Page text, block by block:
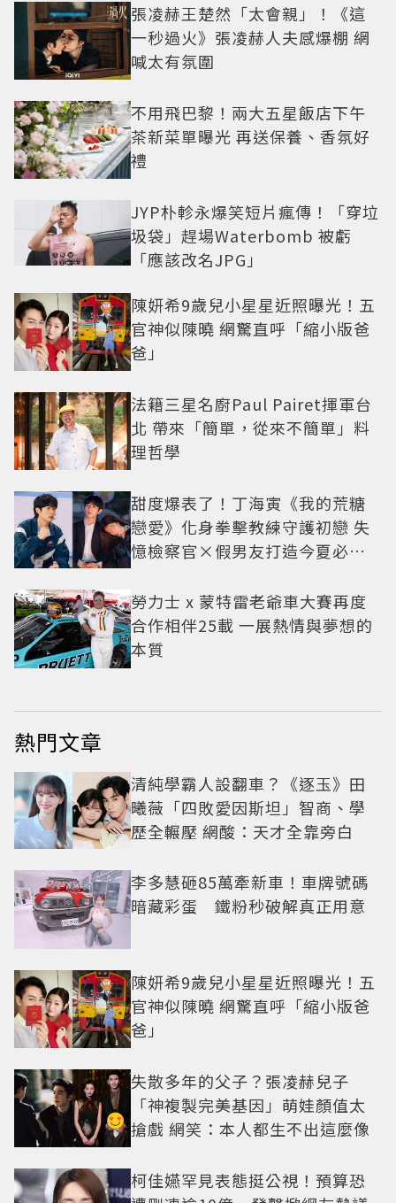
張凌赫王楚然「太會親」！《這
一秒過火》張凌赫人夫感爆棚 網
喊太有氛圍
不用飛巴黎！兩大五星飯店下午
茶新菜單曝光 再送保養、香氛好
禮
JYP朴軫永爆笑短片瘋傳！「穿垃
圾袋」趕場Waterbomb 被虧
「應該改名JPG」
陳妍希9歲兒小星星近照曝光！五
官神似陳曉 網驚直呼「縮小版爸
爸」
法籍三星名廚Paul Pairet揮軍台
北 帶來「簡單，從來不簡單」料
理哲學
甜度爆表了！丁海寅《我的荒糖
戀愛》化身拳擊教練守護初戀 失
憶檢察官×假男友打造今夏必看
勞力士 x 蒙特雷老爺車大賽再度
合作相伴25載 一展熱情與夢想的
本質
熱門文章
清純學霸人設翻車？《逐玉》田
曦薇「四敗愛因斯坦」智商、學
歷全輾壓 網酸：天才全靠旁白
李多慧砸85萬牽新車！車牌號碼
暗藏彩蛋 鐵粉秒破解真正用意
陳妍希9歲兒小星星近照曝光！五
官神似陳曉 網驚直呼「縮小版爸
爸」
失散多年的父子？張凌赫兒子
「神複製完美基因」萌娃顏值太
搶戲 網笑：本人都生不出這麼像
柯佳嬿罕見表態挺公視！預算恐